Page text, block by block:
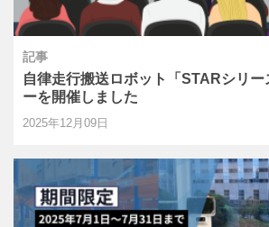
記事
自律走行搬送ロボット「STARシリ
ーを開催しました
2025年12月09日